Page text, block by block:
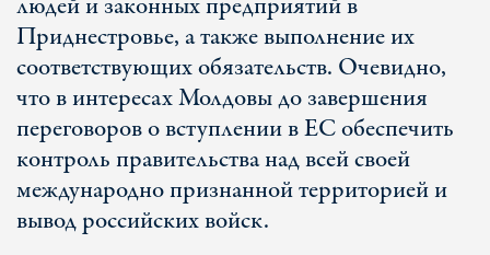
Приднестровье, а также выполнение их
соответствующих обязательств. Очевидно,
что в интересах Молдовы до завершения
переговоров о вступлении в ЕС обеспечить
контроль правительства над всей своей
международно признанной территорией и
вывод российских войск.